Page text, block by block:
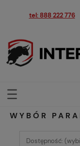
tel: 888 222 776
WYBÓR
Dostępność: